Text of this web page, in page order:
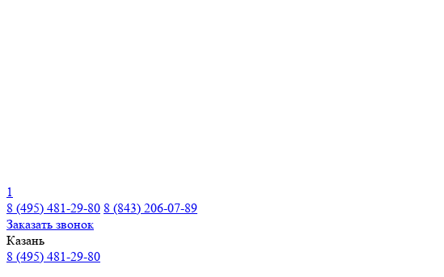
1
8 (495) 481-29-80 8 (843) 206-07-89
Заказать звонок
Казань
8 (495) 481-29-80